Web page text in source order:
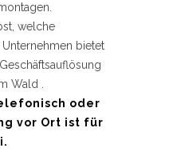
welche
Unternehmen bietet
Wald .
oder
vor Ort ist für